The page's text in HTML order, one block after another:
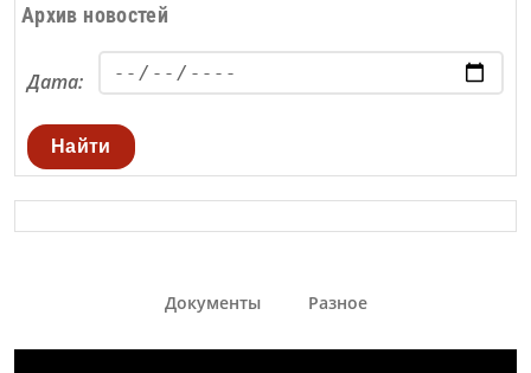
Архив новостей
Дата:
Найти
Документы Разное